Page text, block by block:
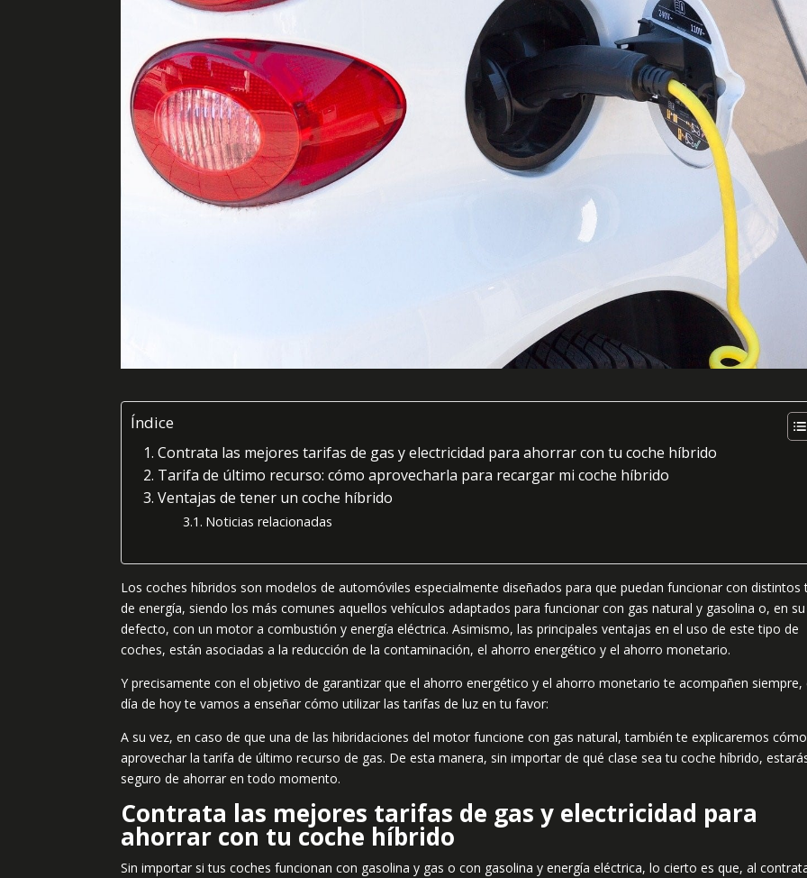
Índice
Contrata las mejores tarifas de gas y electricidad para ahorrar con tu coche híbrido
Tarifa de último recurso: cómo aprovecharla para recargar mi coche híbrido
Ventajas de tener un coche híbrido
Noticias relacionadas
Los coches híbridos son modelos de automóviles especialmente diseñados para que puedan funcionar con distintos
de energía, siendo los más comunes aquellos vehículos adaptados para funcionar con gas natural y gasolina o, en su
defecto, con un motor a combustión y energía eléctrica. Asimismo, las principales ventajas en el uso de este tipo de
coches, están asociadas a la reducción de la contaminación, el ahorro energético y el ahorro monetario.
Y precisamente con el objetivo de garantizar que el ahorro energético y el ahorro monetario te acompañen siempre,
día de hoy te vamos a enseñar cómo utilizar las tarifas de luz en tu favor:
A su vez, en caso de que una de las hibridaciones del motor funcione con gas natural, también te explicaremos cómo
aprovechar la tarifa de último recurso de gas. De esta manera, sin importar de qué clase sea tu coche híbrido,
seguro de ahorrar en todo momento.
Contrata las mejores tarifas de gas y electricidad para
ahorrar con tu coche híbrido
Sin importar si tus coches funcionan con gasolina y gas o con gasolina y energía eléctrica, lo cierto es que, al